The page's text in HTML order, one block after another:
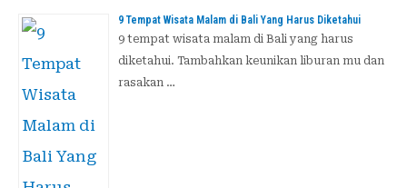
9 Tempat Wisata Malam di Bali Yang Harus Diketahui
9 tempat wisata malam di Bali yang harus
diketahui. Tambahkan keunikan liburan mu dan
rasakan …